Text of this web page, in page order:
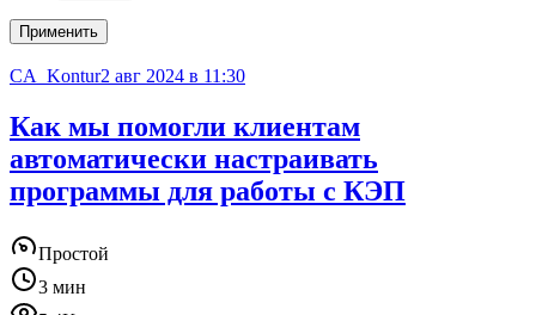
Применить
CA_Kontur2 авг 2024 в 11:30
Как мы помогли клиентам
автоматически настраивать
программы для работы с КЭП
Простой
3 мин